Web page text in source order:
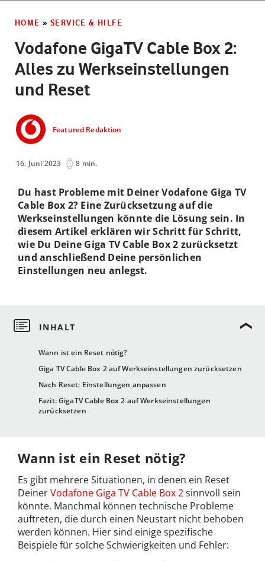
HOME » SERVICE & HILFE
Vodafone GigaTV Cable Box 2:
Alles zu Werkseinstellungen
und Reset
Featured Redaktion
16. Juni 2023 8 min.
Wann ist ein Reset nötig?
Giga TV Cable Box 2 auf Werkseinstellungen zurücksetzen
Nach Reset: Einstellungen anpassen
Fazit: GigaTV Cable Box 2 auf Werkseinstellungen
zurücksetzen
Du hast Probleme mit Deiner Vodafone Giga TV
Cable Box 2? Eine Zurücksetzung auf die
Werkseinstellungen könnte die Lösung sein. In
diesem Artikel erklären wir Schritt für Schritt,
wie Du Deine Giga TV Cable Box 2 zurücksetzt
und anschließend Deine persönlichen
Einstellungen neu anlegst.
Wann ist ein Reset nötig?
Es gibt mehrere Situationen, in denen ein Reset
DeinerVodafone Giga TV Cable Box 2sinnvoll sein
könnte. Manchmal können technische Probleme
auftreten, die durch einen Neustart nicht behoben
werden können. Hier sind einige spezifische
Beispiele für solche Schwierigkeiten und Fehler: